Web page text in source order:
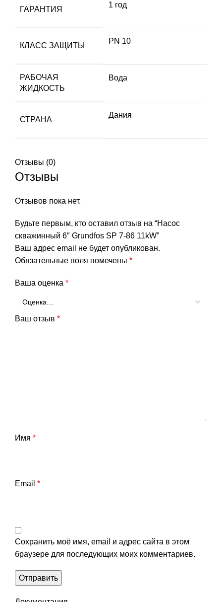
ГАРАНТИЯ
1 год
КЛАСС ЗАЩИТЫ
PN 10
РАБОЧАЯ
ЖИДКОСТЬ
Вода
СТРАНА
Дания
Отзывы (0)
Отзывы
Отзывов пока нет.
Будьте первым, кто оставил отзыв на “Насос
скважинный 6″ Grundfos SP 7-86 11kW”
Ваш адрес email не будет опубликован.
Обязательные поля помечены *
Ваша оценка *
Ваш отзыв *
Имя *
Email *
Сохранить моё имя, email и адрес сайта в этом
браузере для последующих моих комментариев.